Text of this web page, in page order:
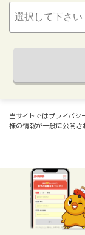
当サイトではプライバシ
様の情報が一般に公開さ